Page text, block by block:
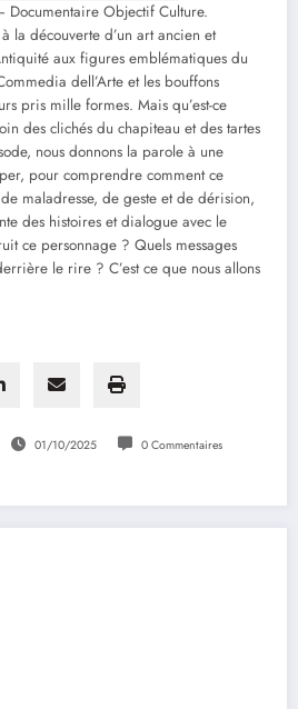
Documentaire Objectif Culture.
la découverte d’un art ancien et
aux figures emblématiques du
dell’Arte et les bouffons
pris mille formes. Mais qu’est-ce
des clichés du chapiteau et des tartes
nous donnons la parole à une
pour comprendre comment ce
maladresse, de geste et de dérision,
des histoires et dialogue avec le
ce personnage ? Quels messages
le rire ? C’est ce que nous allons
01/10/2025 0 Commentaires